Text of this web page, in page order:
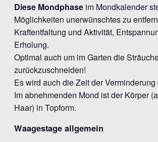
Diese Mondphase im Mondkalender
Möglichkeiten unerwünschtes zu
Kraftentfaltung und Aktivität,
Erholung.
Optimal auch um im Garten die
zurückzuschneiden!
Es wird auch die Zeit der Verminderung
Im abnehmenden Mond ist der Körper
Haar) in Topform.
Waagestage allgemein